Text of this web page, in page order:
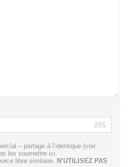
255
– partage à l’identique (voir
les soumettre ici.
libre similaire. N’UTILISEZ PAS